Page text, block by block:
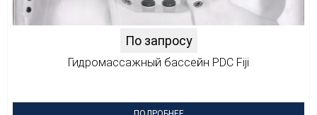
По запросу
Гидромассажный бассейн PDC Fiji